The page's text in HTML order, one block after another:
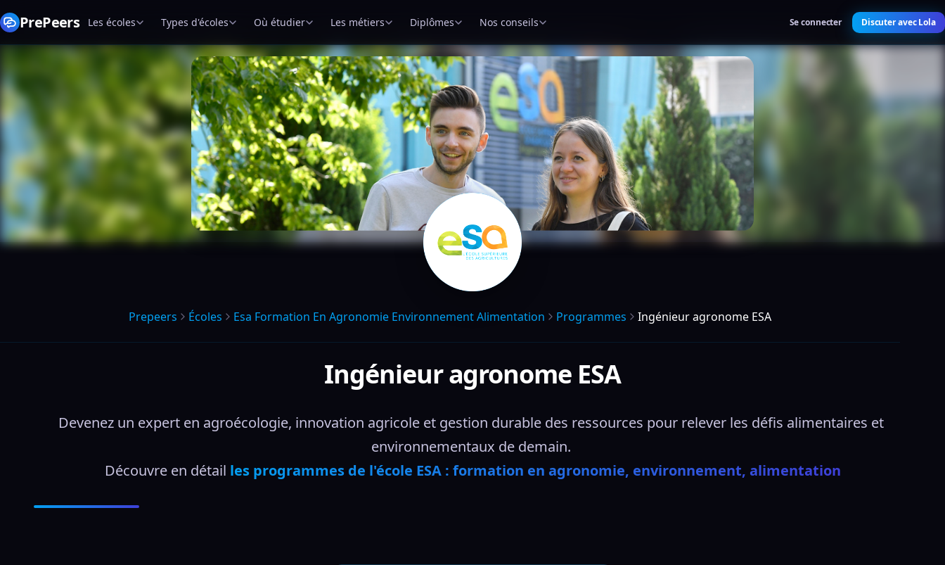
PrePeers Les écoles Types d'écoles Où étudier Les métiers Diplômes Nos conseils Se connecter Discuter avec Lola
Prepeers Écoles Esa Formation En Agronomie Environnement Alimentation Programmes Ingénieur agronome ESA
Ingénieur agronome ESA
Devenez un expert en agroécologie, innovation agricole et gestion durable des ressources pour relever les défis alimentaires et
environnementaux de demain.
Découvre en détail les programmes de l'école ESA : formation en agronomie, environnement, alimentation